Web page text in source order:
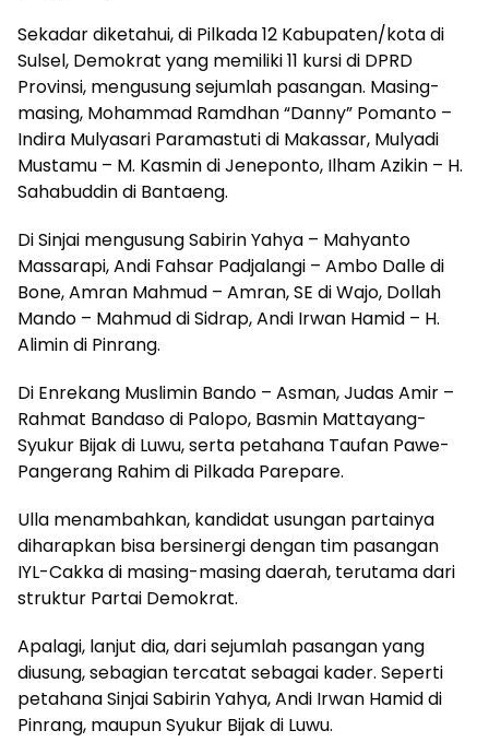
Sekadar diketahui, di Pilkada 12 Kabupaten/kota di
Sulsel, Demokrat yang memiliki 11 kursi di DPRD
Provinsi, mengusung sejumlah pasangan. Masing-
masing, Mohammad Ramdhan “Danny” Pomanto –
Indira Mulyasari Paramastuti di Makassar, Mulyadi
Mustamu – M. Kasmin di Jeneponto, Ilham Azikin – H.
Sahabuddin di Bantaeng.
Di Sinjai mengusung Sabirin Yahya – Mahyanto
Massarapi, Andi Fahsar Padjalangi – Ambo Dalle di
Bone, Amran Mahmud – Amran, SE di Wajo, Dollah
Mando – Mahmud di Sidrap, Andi Irwan Hamid – H.
Alimin di Pinrang.
Di Enrekang Muslimin Bando – Asman, Judas Amir –
Rahmat Bandaso di Palopo, Basmin Mattayang-
Syukur Bijak di Luwu, serta petahana Taufan Pawe-
Pangerang Rahim di Pilkada Parepare.
Ulla menambahkan, kandidat usungan partainya
diharapkan bisa bersinergi dengan tim pasangan
IYL-Cakka di masing-masing daerah, terutama dari
struktur Partai Demokrat.
Apalagi, lanjut dia, dari sejumlah pasangan yang
diusung, sebagian tercatat sebagai kader. Seperti
petahana Sinjai Sabirin Yahya, Andi Irwan Hamid di
Pinrang, maupun Syukur Bijak di Luwu.